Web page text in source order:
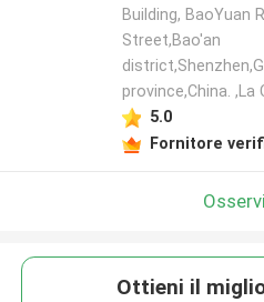
Building, BaoYuan
Street,Bao'an
province,China. ,La
5.0
Fornitore
Ottieni il